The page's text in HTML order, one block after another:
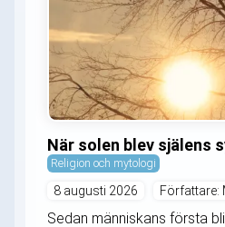
När solen blev själens
Religion och mytologi
8 augusti 2026 Författare:
Sedan människans första